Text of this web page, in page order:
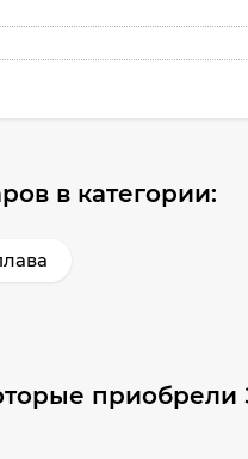
в категории:
приобрели